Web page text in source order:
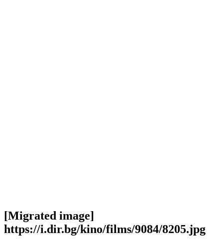
[Migrated image]
https://i.dir.bg/kino/films/9084/8205.jpg